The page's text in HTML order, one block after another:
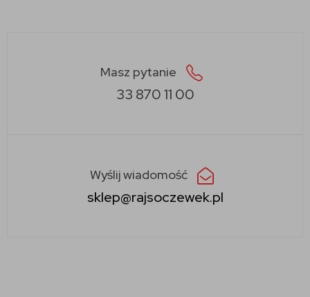
Masz pytanie
33 870 11 00
Wyślij wiadomość
sklep@rajsoczewek.pl